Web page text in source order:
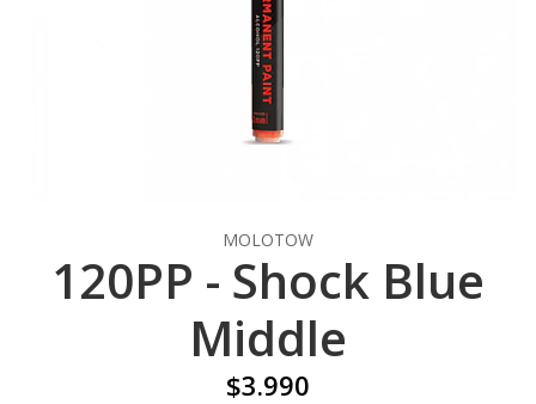
MOLOTOW
120PP - Shock Blue
Middle
$3.990